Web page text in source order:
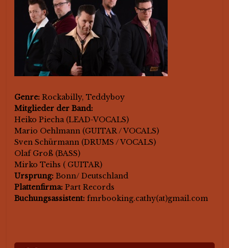
Genre:Rockabilly, Teddyboy
Mitglieder der Band:
Heiko Piecha (LEAD-VOCALS)
Mario Oehlmann (GUITAR / VOCALS)
Sven Schürmann (DRUMS / VOCALS)
Olaf Groß (BASS)
Mirko Teihs ( GUITAR)
Ursprung: Bonn/ Deutschland
Plattenfirma:Part Records
Buchungsassistent: fmrbooking.cathy(at)gmail.com